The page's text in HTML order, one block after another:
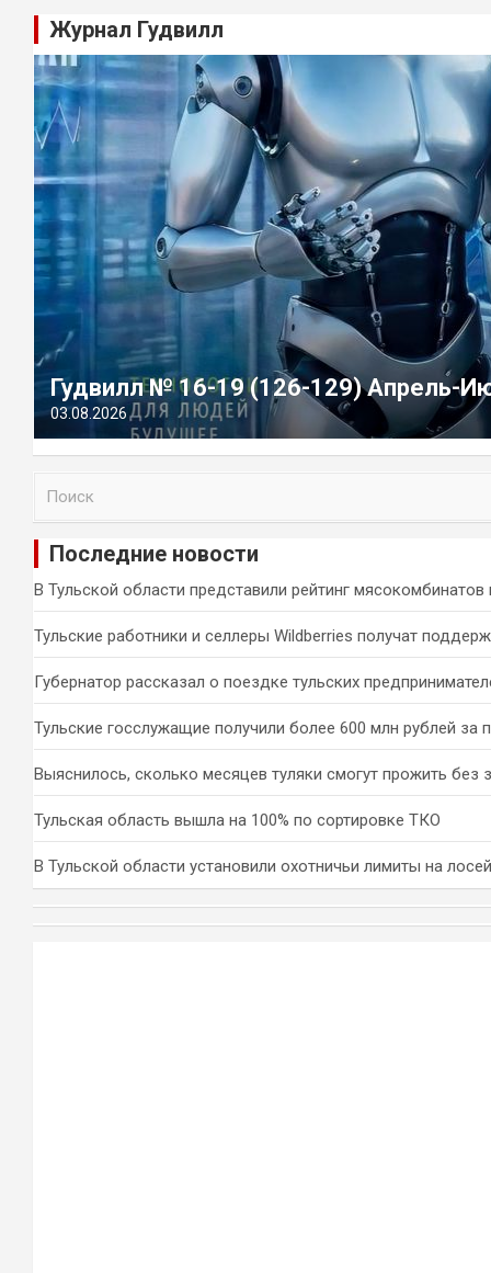
Журнал Гудвилл
Гудвилл № 16-19 (126-129) Апрель-
03.08.2026
и
Последние новости
В Тульской области представили рейтинг
Тульские работники и селлеры Wildberries получат
Губернатор рассказал о поездке тульских
Тульские госслужащие получили более 600 млн рублей за
Выяснилось, сколько месяцев туляки смогут прожить без
Тульская область вышла на 100% по сортировке ТКО
В Тульской области установили охотничьи лимиты на